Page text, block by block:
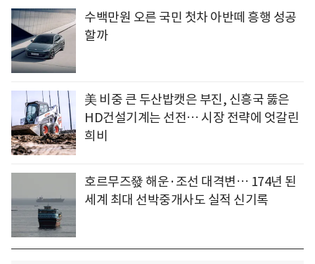
수백만원 오른 국민 첫차 아반떼 흥행 성공
할까
美 비중 큰 두산밥캣은 부진, 신흥국 뚫은
HD건설기계는 선전… 시장 전략에 엇갈린
희비
호르무즈發 해운·조선 대격변… 174년 된
세계 최대 선박중개사도 실적 신기록